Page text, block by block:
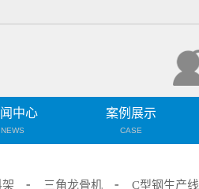
中心
NEWS
案例展示
CASE
架 三角龙骨机 C型钢生产线